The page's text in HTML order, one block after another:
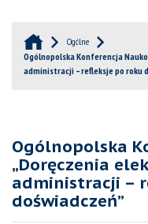
Ogólne
Ogólnopolska Konferencja
administracji – refleksje po roku
Ogólnopolska
„Doręczenia
administracji –
doświadczeń”